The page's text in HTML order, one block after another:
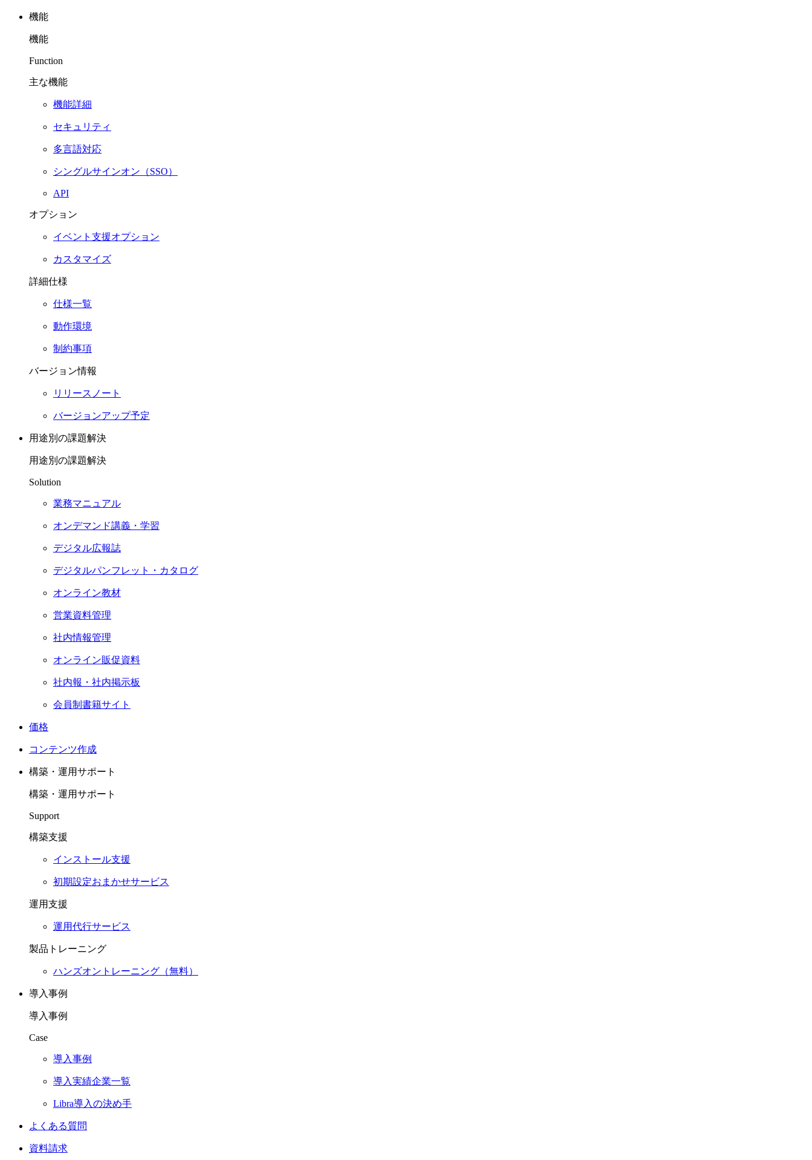
機能
機能
Function
主な機能
機能詳細
セキュリティ
多言語対応
シングルサインオン（SSO）
API
オプション
イベント支援オプション
カスタマイズ
詳細仕様
仕様一覧
動作環境
制約事項
バージョン情報
リリースノート
バージョンアップ予定
用途別の課題解決
用途別の課題解決
Solution
業務マニュアル
オンデマンド講義・学習
デジタル広報誌
デジタルパンフレット・カタログ
オンライン教材
営業資料管理
社内情報管理
オンライン販促資料
社内報・社内掲示板
会員制書籍サイト
価格
コンテンツ作成
構築・運用サポート
構築・運用サポート
Support
構築支援
インストール支援
初期設定おまかせサービス
運用支援
運用代行サービス
製品トレーニング
ハンズオントレーニング（無料）
導入事例
導入事例
Case
導入事例
導入実績企業一覧
Libra導入の決め手
よくある質問
資料請求